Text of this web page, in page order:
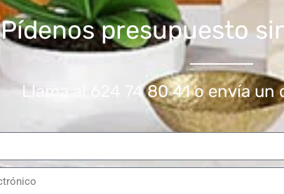
Pídenos presupuesto
Llama al 624 74 80 41 o envía